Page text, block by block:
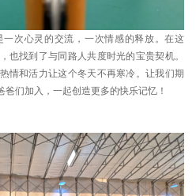
次心灵的交流，一次情感的释放。在这
也找到了与同路人共度时光的宝贵契机。
情和活力让这个冬天不再寒冷。让我们期
们加入，一起创造更多的快乐记忆！